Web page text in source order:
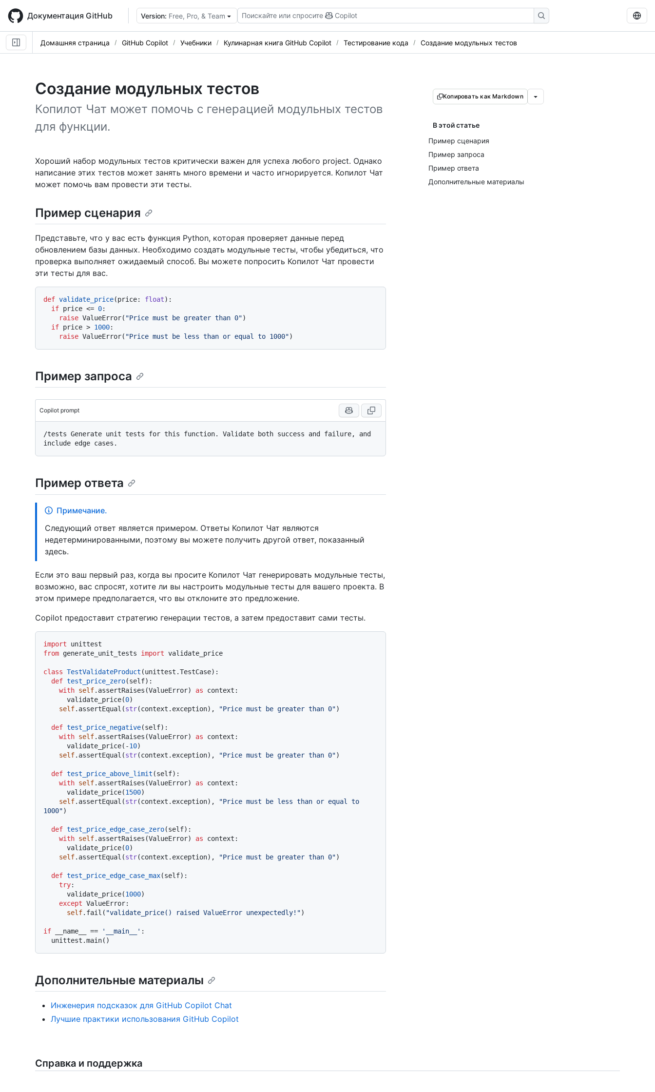
main
content
Документация GitHub Version: Free, Pro, & Team Поискайте или спросите Copilot
Домашняя страница GitHub Copilot Учебники Кулинарная книга GitHub Copilot Тестирование кода Создание модульных тестов
Создание модульных тестов
Копилот Чат может помочь с генерацией модульных тестов
для функции.
Копировать как Markdown
В этой статье
Пример сценария
Пример запроса
Пример ответа
Дополнительные материалы
Хороший набор модульных тестов критически важен для успеха любого project. Однако
написание этих тестов может занять много времени и часто игнорируется. Копилот Чат
может помочь вам провести эти тесты.
Пример сценария
Представьте, что у вас есть функция Python, которая проверяет данные перед
обновлением базы данных. Необходимо создать модульные тесты, чтобы убедиться, что
проверка выполняет ожидаемый способ. Вы можете попросить Копилот Чат провести
эти тесты для вас.
def validate_price(price: float):
if price <= 0:
raise ValueError( "Price must be greater than 0")
if price > 1000:
raise ValueError( "Price must be less than or equal to 1000"
Пример запроса
Copilot prompt
/tests Generate unit tests for this function. Validate both success and failure, and
Пример ответа
Примечание.
Следующий ответ является примером. Ответы Копилот Чат являются
недетерминированными, поэтому вы можете получить другой ответ, показанный
здесь.
Если это ваш первый раз, когда вы просите Копилот Чат генерировать модульные тесты,
возможно, вас спросят, хотите ли вы настроить модульные тесты для вашего проекта. В
этом примере предполагается, что вы отклоните это предложение.
Copilot предоставит стратегию генерации тестов, а затем предоставит сами тесты.
import
from generate_unit_tests import validate_price
class TestValidateProduct (unittest.TestCase):
def test_price_zero(self):
with self.assertRaises(ValueError) as context:
      validate_price(
0)
self.assertEqual(str(context.exception), "Price must be greater than 0")
def test_price_negative(self):
with self.assertRaises(ValueError) as context:
      validate_price(-
10)
self.assertEqual(str(context.exception), "Price must be greater than 0")
def test_price_above_limit (self):
with self.assertRaises(ValueError) as context:
      validate_price(
1500)
self.assertEqual(str(context.exception),
"Price must be less than or equal to
1000")
def test_price_edge_case_zero(self):
with self.assertRaises(ValueError) as context:
      validate_price(
0)
self.assertEqual(str(context.exception), "Price must be greater than 0")
def test_price_edge_case_max(self):
try:
      validate_price(
1000)
except ValueError:
self.fail( "validate_price() raised ValueError unexpectedly!")
if __name__ == '__main__' :
Дополнительные материалы
Инженерия подсказок для GitHub Copilot Chat
Лучшие практики использования GitHub Copilot
Справка и поддержка